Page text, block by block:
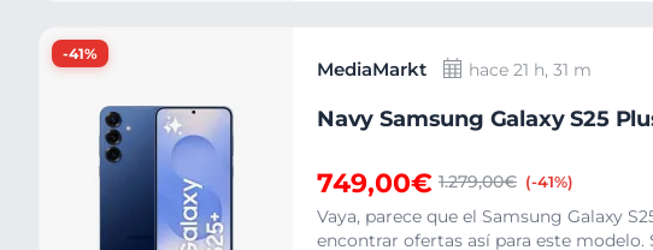
-41%
MediaMarkt hace 21 h, 31 m
Navy Samsung Galaxy S25
749,00€ 1.279,00€ (-41%)
Vaya, parece que el Samsung Galaxy
encontrar ofertas así para este modelo.